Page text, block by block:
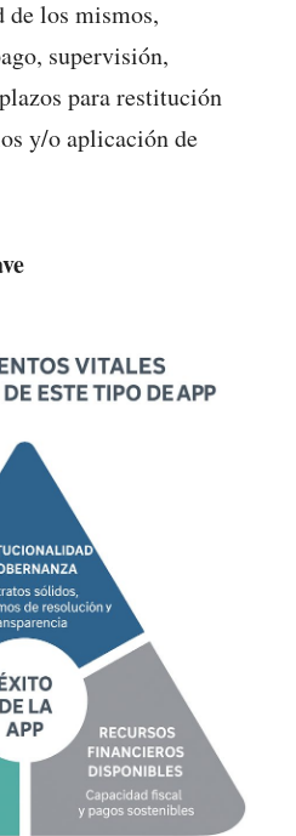
los mismos,
supervisión,
para restitución
y/o aplicación de